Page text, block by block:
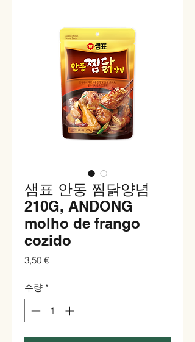
샘표 안동 찜닭양념
210G, ANDONG
molho de frango
cozido
3,50 €가
수량 *